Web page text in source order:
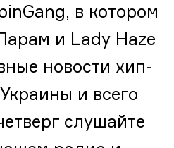
в котором
и Lady Haze
новости хип-
и всего
слушайте